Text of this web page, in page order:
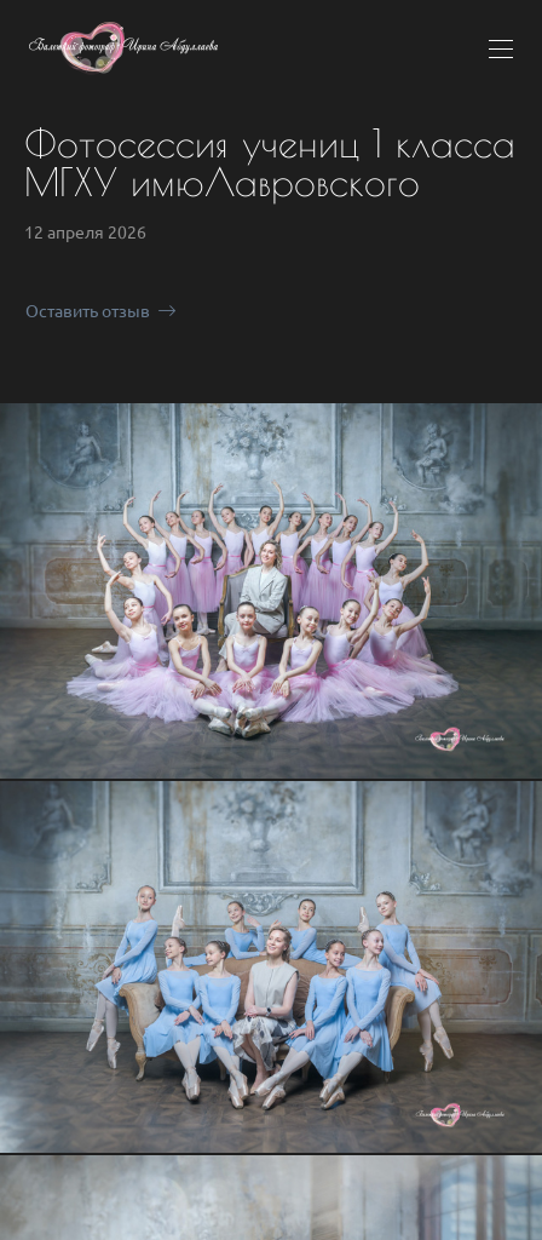
Фотосессия учениц 1 класса
МГХУ имюЛавровского
12 апреля 2026
Оставить отзыв